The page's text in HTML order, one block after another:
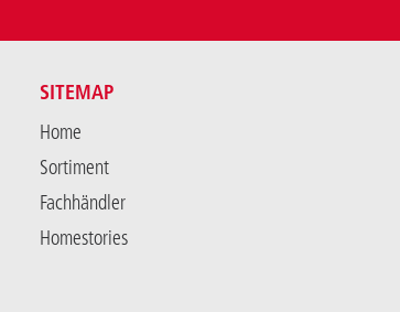
SITEMAP
Home
Sortiment
Fachhändler
Homestories